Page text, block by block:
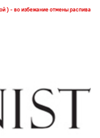
) - во избежание отмены распива